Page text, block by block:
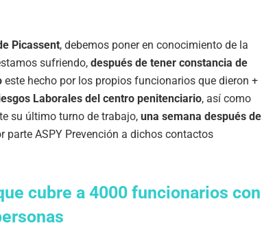
Picassent, debemos poner en conocimiento de la
sufriendo, después de tener constancia de
este hecho por los propios funcionarios que dieron +
Laborales del centro penitenciario, así como
su último turno de trabajo, una semana después de
parte ASPY Prevención a dichos contactos
cubre a 4000 funcionarios con